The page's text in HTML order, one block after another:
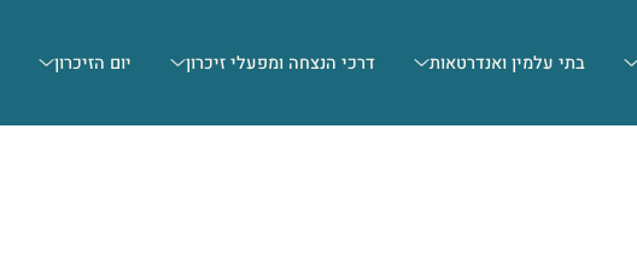
בתי עלמין ואנדרטאות דרכי הנצחה ומפעלי זיכרון יום הזיכרון